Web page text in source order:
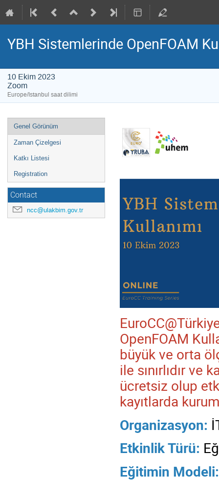
YBH Sistemlerinde OpenFOAM
10 Ekim 2023
Zoom
Europe/Istanbul saat dilimi
Event
menu
Genel Görünüm
Zaman Çizelgesi
Katkı Listesi
Registration
Contact
ncc@ulakbim.gov.tr
OpenFOAM
büyük ve orta
ile sınırlıdır
ücretsiz olup
kayıtlarda
Organizasyon:
Etkinlik Türü:
Eğitimin Modeli: